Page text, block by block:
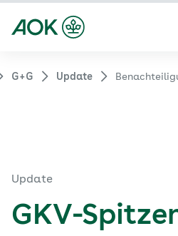
G+G Update
Update
GKV-